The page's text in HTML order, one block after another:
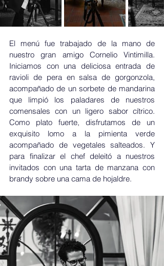
El menú fue trabajado de la mano de
nuestro gran amigo Cornelio Vintimilla.
Iniciamos con una deliciosa entrada de
ravioli de pera en salsa de gorgonzola,
acompañado de un sorbete de mandarina
que limpió los paladares de nuestros
comensales con un ligero sabor cítrico.
Como plato fuerte, disfrutamos de un
exquisito lomo a la pimienta verde
acompañado de vegetales salteados. Y
para finalizar el chef deleitó a nuestros
invitados con una tarta de manzana con
brandy sobre una cama de hojaldre.